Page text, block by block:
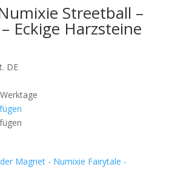
Streetball –
Eckige Harzsteine
DE